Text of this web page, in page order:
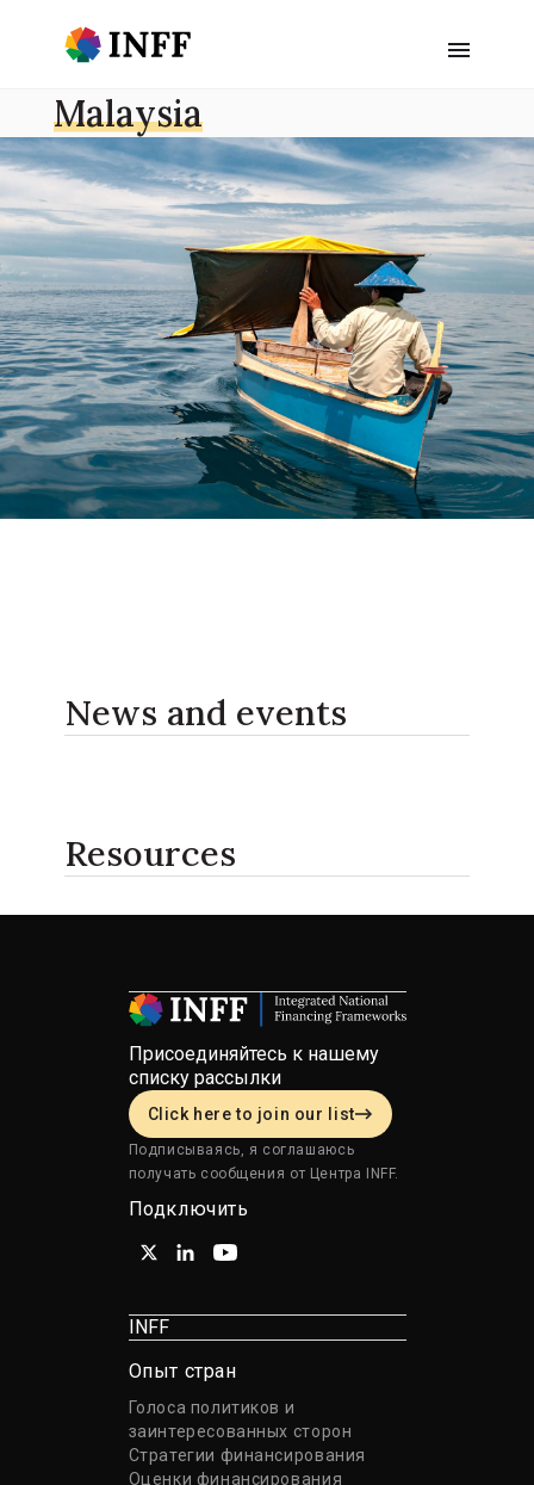
Malaysia
News and events
Resources
Присоединяйтесь к нашему
списку рассылки
Click here to join our list
Подписываясь, я соглашаюсь
получать сообщения от Центра INFF.
Подключить
INFF
Опыт стран
Голоса политиков и
заинтересованных сторон
Стратегии финансирования
Оценки финансирования